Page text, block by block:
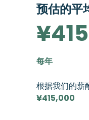
预估的平
每年
根据我们的薪
¥415,000